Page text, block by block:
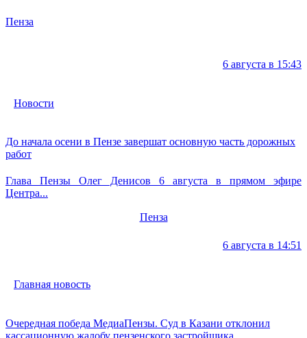
Пенза
6 августа в 15:43
Новости
До начала осени в Пензе завершат основную часть дорожных
работ
Глава Пензы Олег Денисов 6 августа в прямом эфире
Центра...
Пенза
6 августа в 14:51
Главная новость
Очередная победа МедиаПензы. Суд в Казани отклонил
кассационную жалобу пензенского застройщика